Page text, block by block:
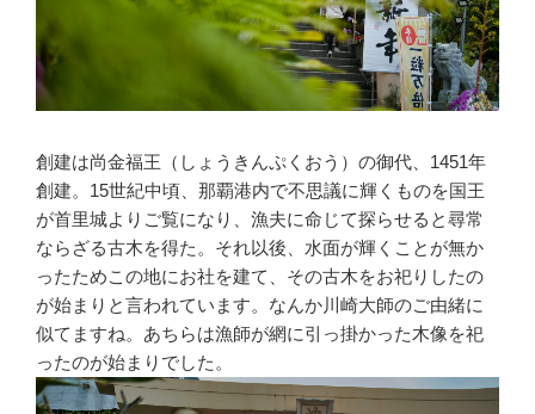
創建は尚金福王（しょうきんぷくおう）の御代、1451年
創建。15世紀中頃、那覇港内で不思議に輝くものを国王
が首里城よりご覧になり、漁夫に命じて探らせると尋常
ならざる古木を得た。それ以後、水面が輝くことが無か
ったためこの地にお社を建て、その古木をお祀りしたの
が始まりと言われています。なんか川崎大師のご由緒に
似てますね。あちらは漁師が網に引っ掛かった木像を祀
ったのが始まりでした。